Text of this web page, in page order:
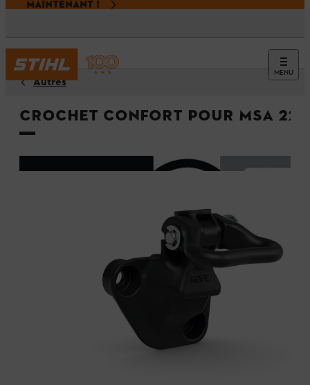
MAINTENANT !
MENU
Autres
Crochet confort pour MSA 220